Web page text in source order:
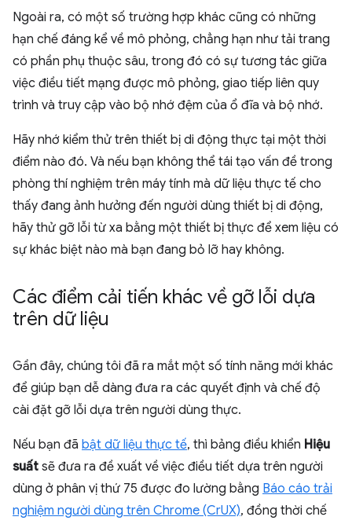
Ngoài ra, có một số trường hợp khác cũng có những
hạn chế đáng kể về mô phỏng, chẳng hạn như tải trang
có phần phụ thuộc sâu, trong đó có sự tương tác giữa
việc điều tiết mạng được mô phỏng, giao tiếp liên quy
trình và truy cập vào bộ nhớ đệm của ổ đĩa và bộ nhớ.
Hãy nhớ kiểm thử trên thiết bị di động thực tại một thời
điểm nào đó. Và nếu bạn không thể tái tạo vấn đề trong
phòng thí nghiệm trên máy tính mà dữ liệu thực tế cho
thấy đang ảnh hưởng đến người dùng thiết bị di động,
hãy thử gỡ lỗi từ xa bằng một thiết bị thực để xem liệu có
sự khác biệt nào mà bạn đang bỏ lỡ hay không.
Các điểm cải tiến khác về gỡ lỗi dựa
trên dữ liệu
Gần đây, chúng tôi đã ra mắt một số tính năng mới khác
để giúp bạn dễ dàng đưa ra các quyết định và chế độ
cài đặt gỡ lỗi dựa trên người dùng thực.
Nếu bạn đã bật dữ liệu thực tế, thì bảng điều khiển Hiệu
suất sẽ đưa ra đề xuất về việc điều tiết dựa trên người
dùng ở phân vị thứ 75 được đo lường bằng Báo cáo trải
nghiệm người dùng trên Chrome (CrUX), đồng thời chế